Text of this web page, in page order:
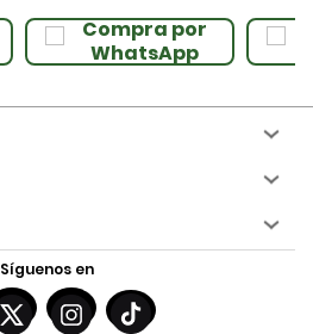
Compra por
WhatsApp
Síguenos en